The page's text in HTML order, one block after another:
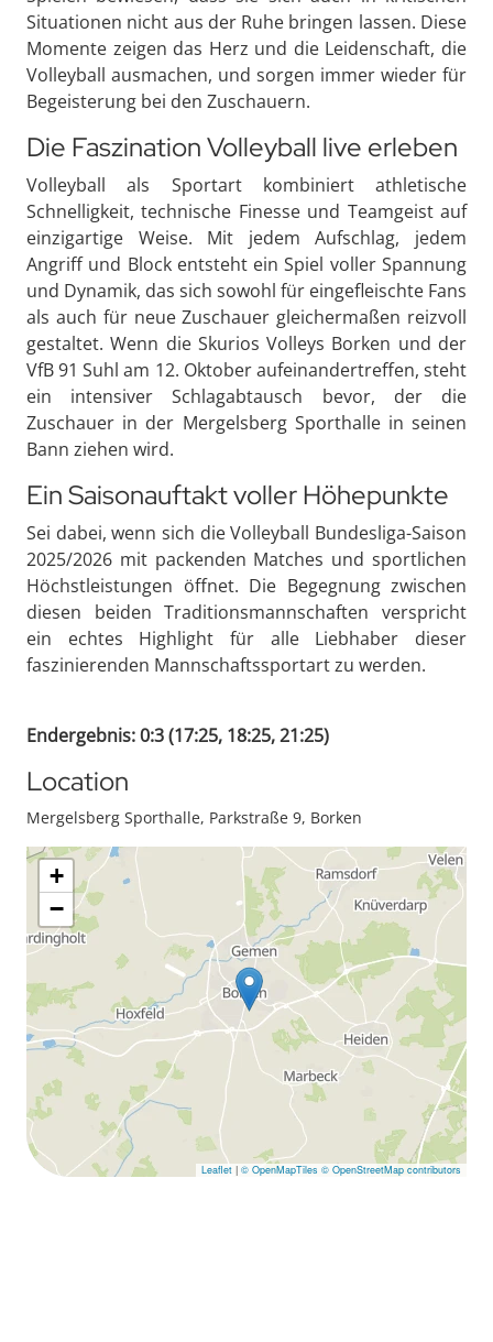
Situationen nicht aus der Ruhe bringen lassen. Diese
Momente zeigen das Herz und die Leidenschaft, die
Volleyball ausmachen, und sorgen immer wieder für
Begeisterung bei den Zuschauern.
Die Faszination Volleyball live erleben
Volleyball als Sportart kombiniert athletische
Schnelligkeit, technische Finesse und Teamgeist auf
einzigartige Weise. Mit jedem Aufschlag, jedem
Angriff und Block entsteht ein Spiel voller Spannung
und Dynamik, das sich sowohl für eingefleischte Fans
als auch für neue Zuschauer gleichermaßen reizvoll
gestaltet. Wenn die Skurios Volleys Borken und der
VfB 91 Suhl am 12. Oktober aufeinandertreffen, steht
ein intensiver Schlagabtausch bevor, der die
Zuschauer in der Mergelsberg Sporthalle in seinen
Bann ziehen wird.
Ein Saisonauftakt voller Höhepunkte
Sei dabei, wenn sich die Volleyball Bundesliga-Saison
2025/2026 mit packenden Matches und sportlichen
Höchstleistungen öffnet. Die Begegnung zwischen
diesen beiden Traditionsmannschaften verspricht
ein echtes Highlight für alle Liebhaber dieser
faszinierenden Mannschaftssportart zu werden.
Endergebnis: 0:3 (17:25, 18:25, 21:25)
Location
Mergelsberg Sporthalle, Parkstraße 9, Borken
+
−
Leaflet | © OpenMapTiles © OpenStreetMap contributors